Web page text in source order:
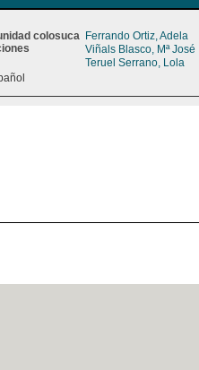
colosuca Ferrando Ortiz, Adela
Viñals Blasco, Mª José
Teruel Serrano, Lola